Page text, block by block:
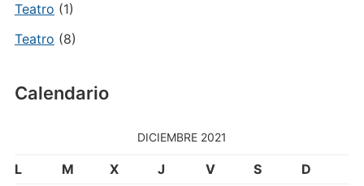
Teatro (1)
Teatro (8)
Calendario
DICIEMBRE 2021
L M X J V S
D